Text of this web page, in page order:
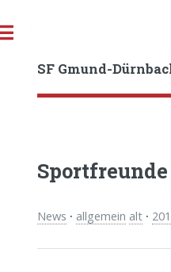
SF Gmund-
News · allgemein alt ·